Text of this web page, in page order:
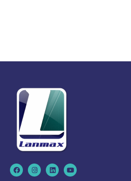
F
a
c
I
n
s
L
i
n
Y
o
u